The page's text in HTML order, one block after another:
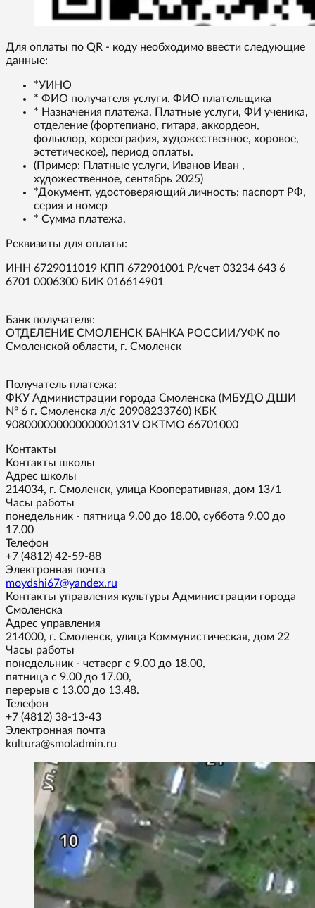
Для оплаты по QR - коду необходимо ввести следующие
данные:
*УИНО
* ФИО получателя услуги. ФИО плательщика
* Назначения платежа. Платные услуги, ФИ ученика,
отделение (фортепиано, гитара, аккордеон,
фольклор, хореография, художественное, хоровое,
эстетическое), период оплаты.
(Пример: Платные услуги, Иванов Иван ,
художественное, сентябрь 2025)
*Документ, удостоверяющий личность: паспорт РФ,
серия и номер
* Сумма платежа.
Реквизиты для оплаты:
ИНН 6729011019 КПП 672901001 Р/счет 03234 643 6
6701 0006300 БИК 016614901
Банк получателя:
ОТДЕЛЕНИЕ СМОЛЕНСК БАНКА РОССИИ/УФК по
Смоленской области, г. Смоленск
Получатель платежа:
ФКУ Администрации города Смоленска (МБУДО ДШИ
Nº 6 г. Смоленска л/с 20908233760) КБК
90800000000000000131V ОКТМО 66701000
Контакты
Контакты школы
Адрес школы
214034, г. Смоленск, улица Кооперативная, дом 13/1
Часы работы
понедельник - пятница 9.00 до 18.00, суббота 9.00 до
17.00
Телефон
+7 (4812) 42-59-88
Электронная почта
moydshi67@yandex.ru
Контакты управления культуры Администрации города
Смоленска
Адрес управления
214000, г. Смоленск, улица Коммунистическая, дом 22
Часы работы
понедельник - четверг с 9.00 до 18.00,
пятница с 9.00 до 17.00,
перерыв с 13.00 до 13.48.
Телефон
+7 (4812) 38-13-43
Электронная почта
kultura@smoladmin.ru